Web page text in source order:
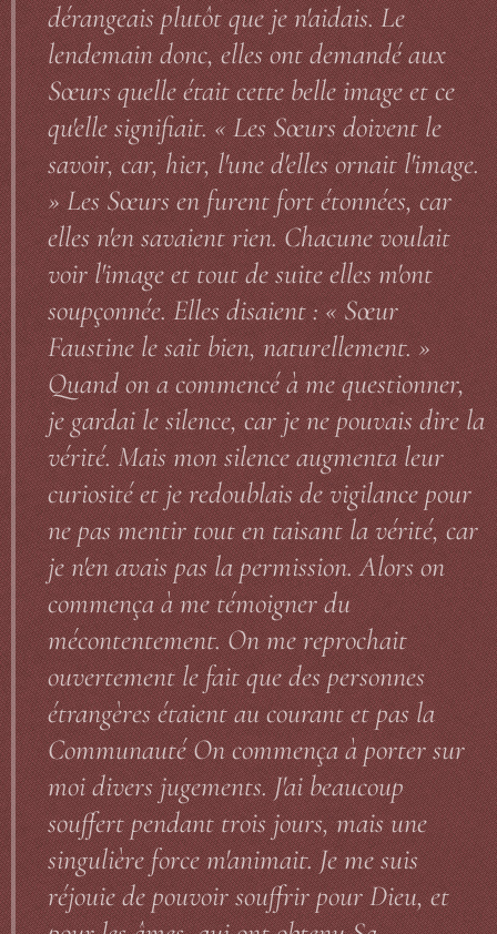
dérangeais plutôt que je n'aidais. Le
lendemain donc, elles ont demandé aux
Sœurs quelle était cette belle image et ce
qu'elle signifiait. « Les Sœurs doivent le
savoir, car, hier, l'une d'elles ornait l'image.
» Les Sœurs en furent fort étonnées, car
elles n'en savaient rien. Chacune voulait
voir l'image et tout de suite elles m'ont
soupçonnée. Elles disaient : « Sœur
Faustine le sait bien, naturellement. »
Quand on a commencé à me questionner,
je gardai le silence, car je ne pouvais dire la
vérité. Mais mon silence augmenta leur
curiosité et je redoublais de vigilance pour
ne pas mentir tout en taisant la vérité, car
je n'en avais pas la permission. Alors on
commença à me témoigner du
mécontentement. On me reprochait
ouvertement le fait que des personnes
étrangères étaient au courant et pas la
Communauté On commença à porter sur
moi divers jugements. J'ai beaucoup
souffert pendant trois jours, mais une
singulière force m'animait. Je me suis
réjouie de pouvoir souffrir pour Dieu, et